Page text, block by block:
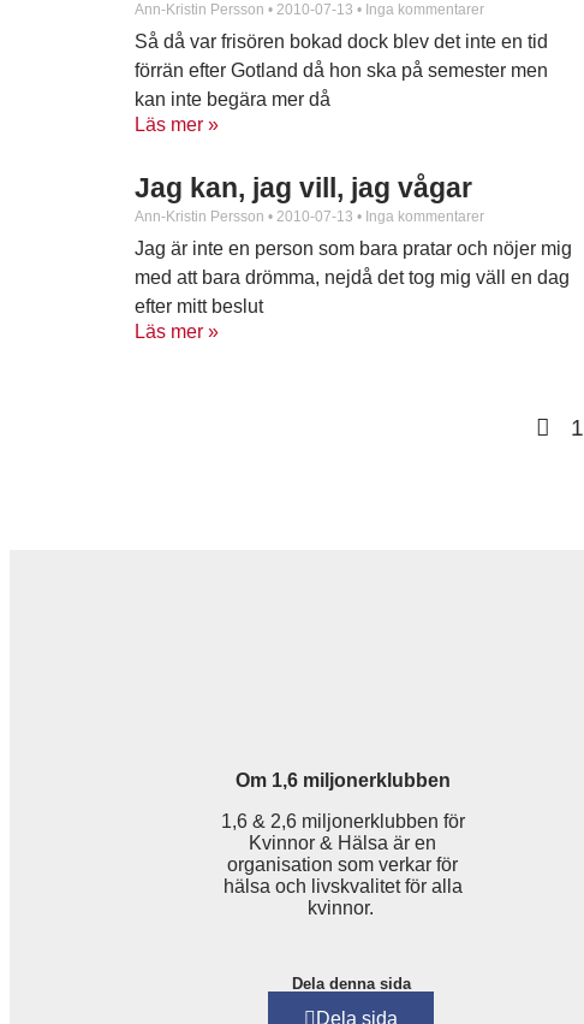
Ann-Kristin Persson 2010-07-13 Inga kommentarer
Så då var frisören bokad dock blev det inte en tid
förrän efter Gotland då hon ska på semester men
kan inte begära mer då
Läs mer »
Jag kan, jag vill, jag vågar
Ann-Kristin Persson 2010-07-13 Inga kommentarer
Jag är inte en person som bara pratar och nöjer mig
med att bara drömma, nejdå det tog mig väll en dag
efter mitt beslut
Läs mer »
1
Om 1,6 miljonerklubben
1,6 & 2,6 miljonerklubben för
Kvinnor & Hälsa är en
organisation som verkar för
hälsa och livskvalitet för alla
kvinnor.
Dela denna sida
Dela sida